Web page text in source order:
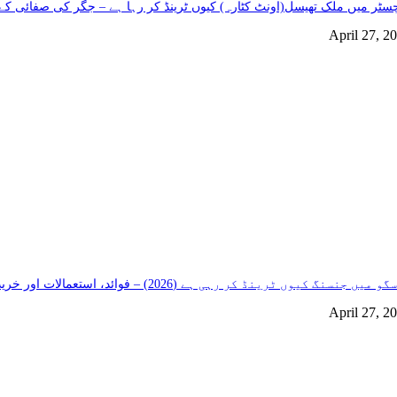
میں ملک تھیسل(اونٹ کٹارہ) کیوں ٹرینڈ کر رہا ہے – جگر کی صفائی کے
April 27,
میں جنسنگ کیوں ٹرینڈ کر رہی ہے (2026) – فوائد، استعمالات اور خریداری گائیڈ
April 27,